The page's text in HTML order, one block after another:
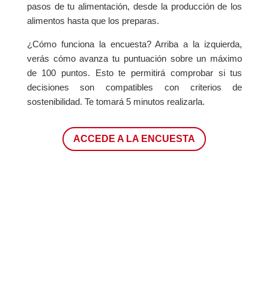
pasos de tu alimentación, desde la producción de los
alimentos hasta que los preparas.
¿Cómo funciona la encuesta? Arriba a la izquierda,
verás cómo avanza tu puntuación sobre un máximo
de 100 puntos. Esto te permitirá comprobar si tus
decisiones son compatibles con criterios de
sostenibilidad. Te tomará 5 minutos realizarla.
ACCEDE A LA ENCUESTA